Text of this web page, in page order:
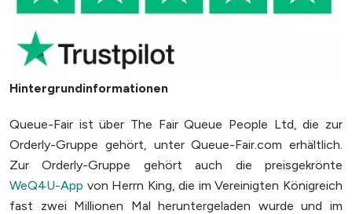
Hintergrundinformationen
Queue-Fair ist über The Fair Queue People Ltd, die zur
Orderly-Gruppe gehört, unter Queue-Fair.com erhältlich.
Zur Orderly-Gruppe gehört auch die preisgekrönte
WeQ4U-App von Herrn King, die im Vereinigten Königreich
fast zwei Millionen Mal heruntergeladen wurde und im